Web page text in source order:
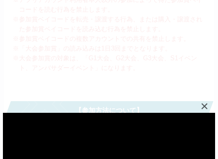
×
【参加方法について】